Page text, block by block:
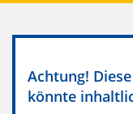
Achtung!
könnte